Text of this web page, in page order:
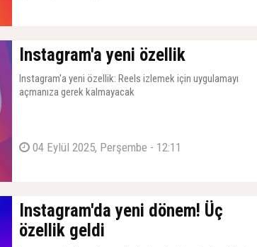
Instagram'a yeni özellik
Instagram'a yeni özellik: Reels izlemek için uygulamayı
açmanıza gerek kalmayacak
04 Eylül 2025, Perşembe - 12:11
Instagram'da yeni dönem! Üç
özellik geldi